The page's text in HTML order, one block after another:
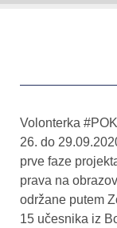
Volonterka
26. do
prve faze
prava na
održane putem
15 učesnika iz